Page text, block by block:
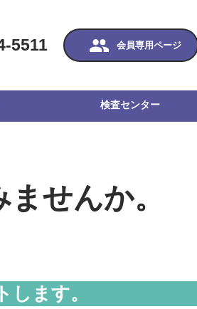
5511 会員専用ページ
検査センター
せんか。
ます。